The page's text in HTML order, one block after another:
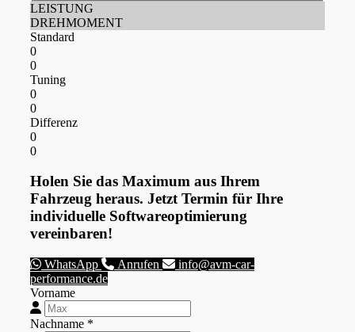
LEISTUNG
DREHMOMENT
Standard
0
0
Tuning
0
0
Differenz
0
0
Holen Sie das Maximum aus Ihrem
Fahrzeug heraus. Jetzt Termin für Ihre
individuelle Softwareoptimierung
vereinbaren!
WhatsApp Anrufen
info@avm-car-
performance.de
Vorname
Nachname *